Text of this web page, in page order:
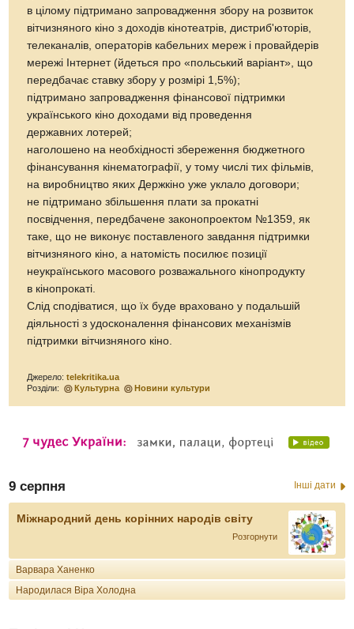
в цілому підтримано запровадження збору на розвиток
вітчизняного кіно з доходів кінотеатрів, дистриб'юторів,
телеканалів, операторів кабельних мереж і провайдерів
мережі Інтернет (йдеться про «польський варіант», що
передбачає ставку збору у розмірі 1,5%);
підтримано запровадження фінансової підтримки
українського кіно доходами від проведення
державних лотерей;
наголошено на необхідності збереження бюджетного
фінансування кінематографії, у тому числі тих фільмів,
на виробництво яких Держкіно уже уклало договори;
не підтримано збільшення плати за прокатні
посвідчення, передбачене законопроектом №1359, як
таке, що не виконує поставленого завдання підтримки
вітчизняного кіно, а натомість посилює позиції
неукраїнського масового розважального кінопродукту
в кінопрокаті.
Слід сподіватися, що їх буде враховано у подальшій
діяльності з удосконалення фінансових механізмів
підтримки вітчизняного кіно.
Джерело:telekritika.ua
Розділи:
Культурна Новини культури
9 серпня Інші дати
Міжнародний день корінних народів світу
Розгорнути
Варвара Ханенко
Народилася Віра Холодна